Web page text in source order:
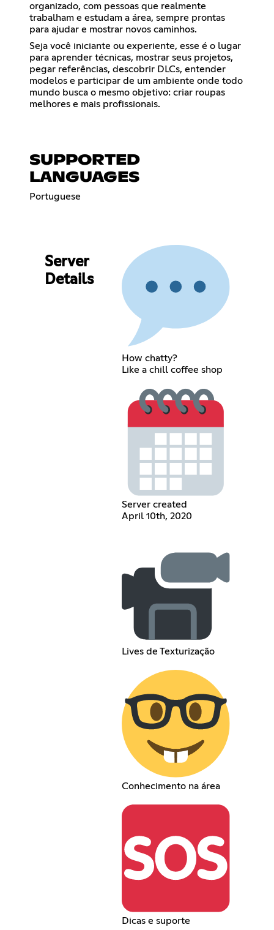
organizado, com pessoas que realmente
trabalham e estudam a área, sempre prontas
para ajudar e mostrar novos caminhos.
Seja você iniciante ou experiente, esse é o lugar
para aprender técnicas, mostrar seus projetos,
pegar referências, descobrir DLCs, entender
modelos e participar de um ambiente onde todo
mundo busca o mesmo objetivo: criar roupas
melhores e mais profissionais.
SUPPORTED
LANGUAGES
Portuguese
Server
Details
How chatty?
Like a chill coffee shop
Server created
April 10th, 2020
Lives de Texturização
Conhecimento na área
Dicas e suporte